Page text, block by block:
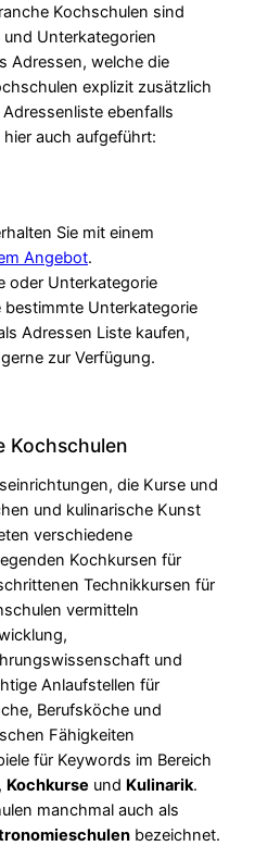
Kochschulen sind
Unterkategorien
Adressen, welche die
explizit zusätzlich
ebenfalls
auch aufgeführt:
Sie mit einem
Angebot.
oder Unterkategorie
Unterkategorie
Adressen Liste kaufen,
gerne zur Verfügung.
Kochschulen
die Kurse und
und kulinarische Kunst
verschiedene
Kochkursen für
Technikkursen für
vermitteln
und
Anlaufstellen für
Berufsköche und
Fähigkeiten
für Keywords im Bereich
, Kochkurse und Kulinarik.
manchmal auch als
bezeichnet.